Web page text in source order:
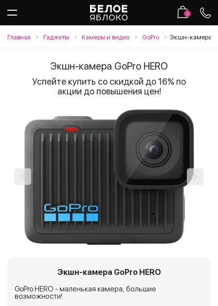
0
Главная Гаджеты Камеры и видео GoPro Экшн-камера
Экшн-камера GoPro HERO
Успейте купить со скидкой до 16% по
акции до повышения цен!
Экшн-камера GoPro HERO
GoPro HERO - маленькая камера, большие
возможности!